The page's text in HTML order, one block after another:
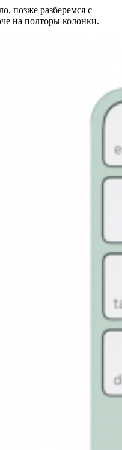
позже разберемся с
на полторы колонки.